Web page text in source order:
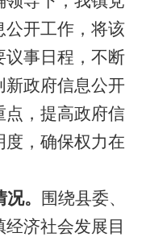
开工作， 将该
议事日程 ， 不断
新政府信息公开
点，提高政府信
度，确保权力在
。
围绕县委、
经济社会发展目